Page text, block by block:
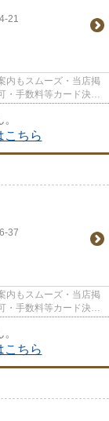
21
内もスムーズ・当店掲
・手数料等カード決済
こちら
37
内もスムーズ・当店掲
・手数料等カード決済
こちら